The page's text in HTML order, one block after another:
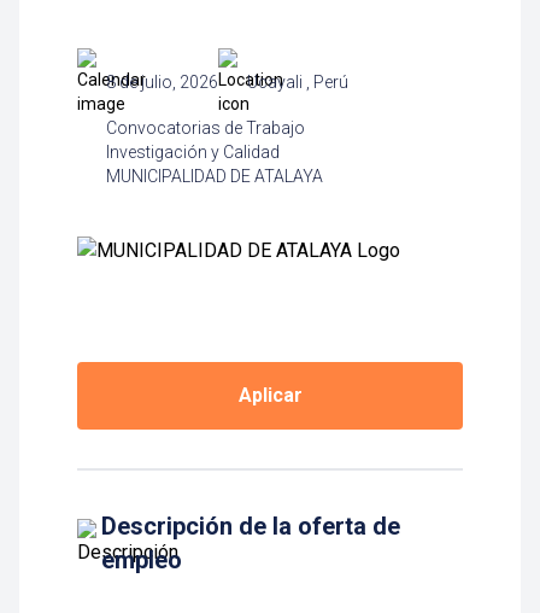
8 de julio, 2026 Ucayali , Perú
Convocatorias de Trabajo
Investigación y Calidad
MUNICIPALIDAD DE ATALAYA
Aplicar
Descripción de la oferta de
empleo